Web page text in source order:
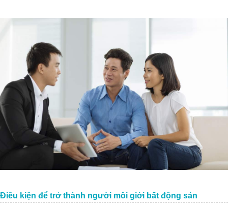
Điều kiện để trở thành người môi giới bất động sản